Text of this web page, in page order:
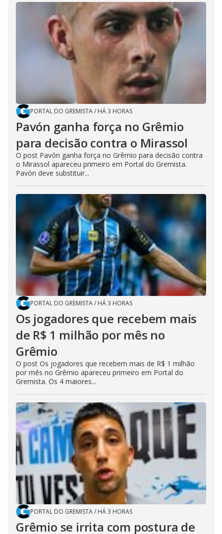
PORTAL DO GREMISTA/ HÁ 3 HORAS
Pavón ganha força no Grêmio
para decisão contra o Mirassol
O post Pavón ganha força no Grêmio para decisão contra
o Mirassol apareceu primeiro em Portal do Gremista.
Pavón deve substituir...
PORTAL DO GREMISTA/ HÁ 3 HORAS
Os jogadores que recebem mais
de R$ 1 milhão por mês no
Grêmio
O post Os jogadores que recebem mais de R$ 1 milhão
por mês no Grêmio apareceu primeiro em Portal do
Gremista. Os 4 maiores...
PORTAL DO GREMISTA/ HÁ 3 HORAS
Grêmio se irrita com postura de